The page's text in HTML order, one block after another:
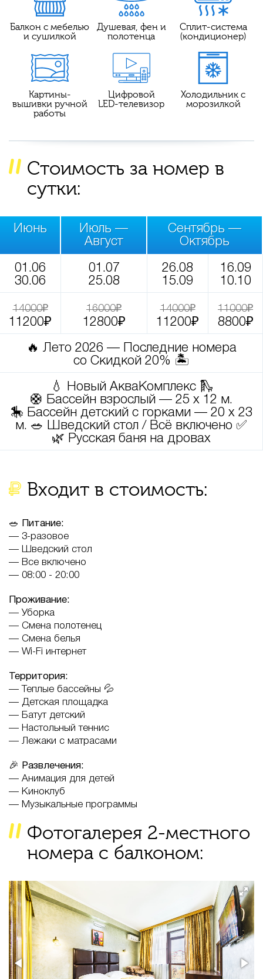
Балкон с мебелью
и сушилкой
Душевая, фен и
полотенца
Сплит-система
(кондиционер)
Картины-
вышивки ручной
работы
Цифровой
LED-телевизор
Холодильник с
морозилкой
Стоимость за номер в
сутки:
Июнь
Июль —
Август
Сентябрь —
Октябрь
01.06
30.06
01.07
25.08
26.08
15.09
16.09
10.10
14000₽
11200₽
16000₽
12800₽
14000₽
11200₽
11000₽
8800₽
🔥 Лето 2026 — Последние номера
со Скидкой 20% 🏝️
💧 Новый АкваКомплекс 🛝
🛟 Бассейн взрослый — 25 х 12 м.
🎠 Бассейн детский с горками — 20 х 23
м. 🥗 Шведский стол / Всё включено ✅
🌿 Русская баня на дровах
Входит в стоимость:
🥗 Питание:
— 3-разовое
— Шведский стол
— Все включено
— 08:00 - 20:00
Проживание:
— Уборка
— Смена полотенец
— Смена белья
— Wi-Fi интернет
Территория:
— Теплые бассейны 💦
— Детская площадка
— Батут детский
— Настольный теннис
— Лежаки с матрасами
🎉 Развлечения:
— Анимация для детей
— Киноклуб
— Музыкальные программы
Фотогалерея 2-местного
номера с балконом: